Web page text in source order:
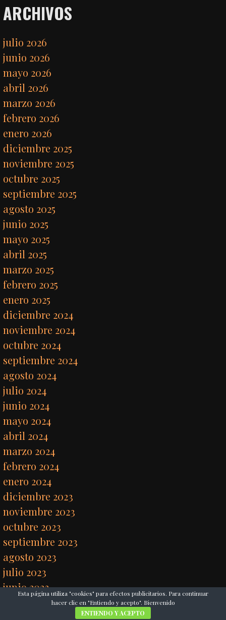
ARCHIVOS
julio 2026
junio 2026
mayo 2026
abril 2026
marzo 2026
febrero 2026
enero 2026
diciembre 2025
noviembre 2025
octubre 2025
septiembre 2025
agosto 2025
junio 2025
mayo 2025
abril 2025
marzo 2025
febrero 2025
enero 2025
diciembre 2024
noviembre 2024
octubre 2024
septiembre 2024
agosto 2024
julio 2024
junio 2024
mayo 2024
abril 2024
marzo 2024
febrero 2024
enero 2024
diciembre 2023
noviembre 2023
octubre 2023
septiembre 2023
agosto 2023
julio 2023
junio 2023
Esta página utiliza "cookies" para efectos publicitarios. Para continuar
hacer clic en "Entiendo y acepto". Bienvenido
ENTIENDO Y ACEPTO